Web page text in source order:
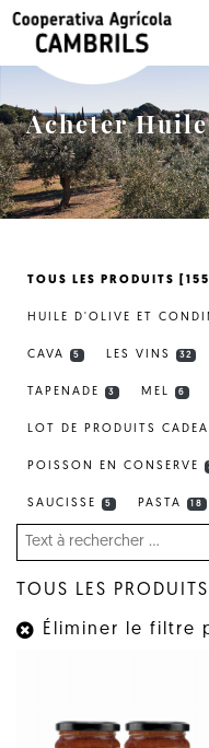
Acheter
TOUS LES PRODUITS
HUILE D'OLIVE ET
CAVA 5 LES VINS 32
TAPENADE 3 MEL 6
LOT DE PRODUITS
POISSON EN CONSERVE
SAUCISSE 5 PASTA 18
TOUS LES PRODUITS
Éliminer le filtre